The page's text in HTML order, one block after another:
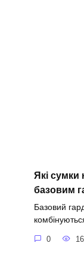
Які сумки
базовим
Базовий
0 16